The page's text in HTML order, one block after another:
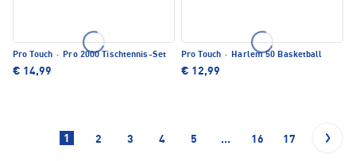
Pro Touch · Pro 2000 Tischtennis-Set
€ 14,99
Pro Touch · Harlem 50 Basketball
€ 12,99
1 2 3 4 5 ... 16 17